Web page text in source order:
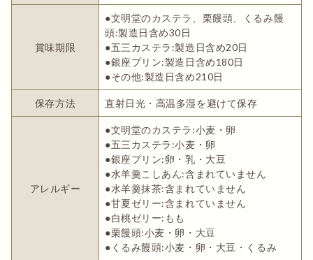
賞味期限
●文明堂のカステラ、栗饅頭、くるみ饅
頭:製造日含め30日
●五三カステラ:製造日含め20日
●銀座プリン:製造日含め180日
●その他:製造日含め210日
保存方法 直射日光・高温多湿を避けて保存
アレルギー
●文明堂のカステラ:小麦・卵
●五三カステラ:小麦・卵
●銀座プリン:卵・乳・大豆
●水羊羹こしあん:含まれていません
●水羊羹抹茶:含まれていません
●甘夏ゼリー:含まれていません
●白桃ゼリー:もも
●栗饅頭:小麦・卵・大豆
●くるみ饅頭:小麦・卵・大豆・くるみ